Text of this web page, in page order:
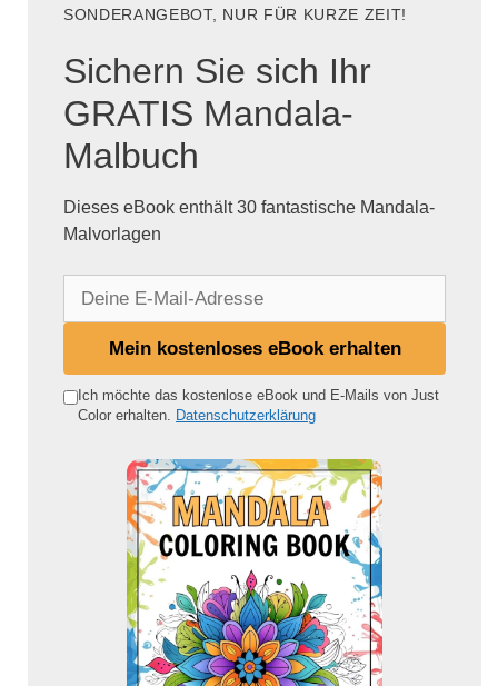
SONDERANGEBOT, NUR FÜR KURZE ZEIT!
Sichern Sie sich Ihr
GRATIS Mandala-
Malbuch
Dieses eBook enthält 30 fantastische Mandala-
Malvorlagen
e
Mein kostenloses eBook erhalten
Ich möchte das kostenlose eBook und E-Mails von Just
Color erhalten. Datenschutzerklärung